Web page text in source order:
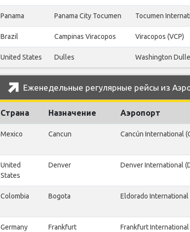
Panama Panama City Tocumen Tocumen
Brazil Campinas Viracopos Viracopos (VCP)
United States Dulles Washington
Еженедельные регулярные рейсы из
Страна Назначение Аэропорт
Mexico Cancun Cancún International
United
States
Denver Denver International
Colombia Bogota Eldorado International
Germany Frankfurt Frankfurt International